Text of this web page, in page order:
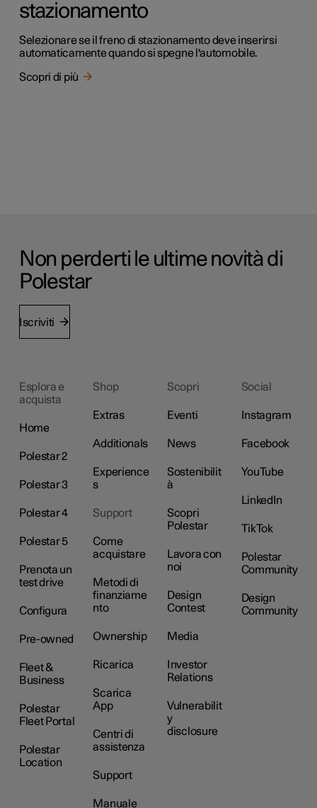
stazionamento
Selezionare se il freno di stazionamento deve inserirsi
automaticamente quando si spegne l'automobile.
Scopri di più
Non perderti le ultime novità di
Polestar
Iscriviti
Esplora e
acquista
Home
Polestar 2
Polestar 3
Polestar 4
Polestar 5
Prenota un
test drive
Configura
Pre-owned
Fleet &
Business
Polestar
Fleet Portal
Polestar
Location
Shop
Extras
Additionals
Experience
s
Support
Come
acquistare
Metodi di
finanziame
nto
Ownership
Ricarica
Scarica
App
Centri di
assistenza
Support
Manuale
Scopri
Eventi
News
Sostenibilit
à
Scopri
Polestar
Lavora con
noi
Design
Contest
Media
Investor
Relations
Vulnerabilit
y
disclosure
Social
Instagram
Facebook
YouTube
LinkedIn
TikTok
Polestar
Community
Design
Community